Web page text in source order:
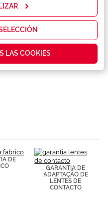
LAS COOKIES
DE
GARANTIA DE
ADAPTAÇÃO DE
LENTES DE
CONTACTO